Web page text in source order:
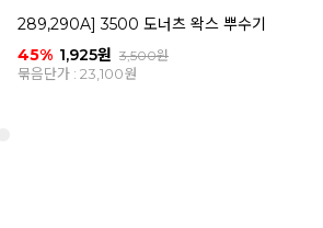
289,290A] 3500 도너츠 왁스 뿌수기
45% 1,925원 3,500원
묶음단가 : 23,100원